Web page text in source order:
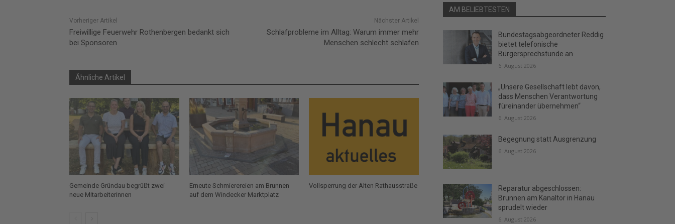
Vorheriger Artikel
Freiwillige Feuerwehr Rothenbergen bedankt sich
bei Sponsoren
Nächster Artikel
Schlafprobleme im Alltag: Warum immer mehr
Menschen schlecht schlafen
Ähnliche Artikel
Gemeinde Gründau begrüßt zwei
neue Mitarbeiterinnen
Erneute Schmierereien am Brunnen
auf dem Windecker Marktplatz
Vollsperrung der Alten Rathausstraße
AM BELIEBTESTEN
Bundestagsabgeordneter Reddig
bietet telefonische
Bürgersprechstunde an
6. August 2026
„Unsere Gesellschaft lebt davon,
dass Menschen Verantwortung
füreinander übernehmen“
6. August 2026
Begegnung statt Ausgrenzung
6. August 2026
Reparatur abgeschlossen:
Brunnen am Kanaltor in Hanau
sprudelt wieder
6. August 2026